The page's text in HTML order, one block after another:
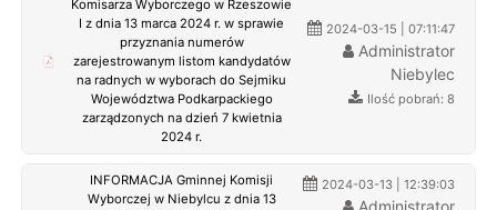
Komisarza Wyborczego w Rzeszowie
I z dnia 13 marca 2024 r. w sprawie
przyznania numerów
zarejestrowanym listom kandydatów
na radnych w wyborach do Sejmiku
Województwa Podkarpackiego
zarządzonych na dzień 7 kwietnia
2024 r.
2024-03-15 | 07:11:47
Administrator
Niebylec
Ilość pobrań: 8
INFORMACJA Gminnej Komisji
Wyborczej w Niebylcu z dnia 13
2024-03-13 | 12:39:03